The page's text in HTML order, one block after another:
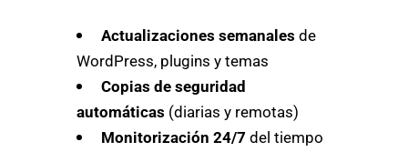
Actualizaciones semanales de
WordPress, plugins y temas
Copias de seguridad
automáticas (diarias y remotas)
Monitorización 24/7 del tiempo